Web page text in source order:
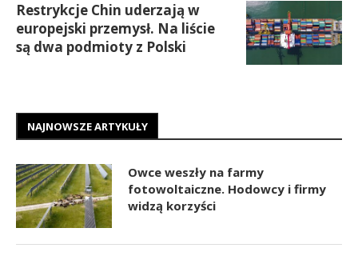
Restrykcje Chin uderzają w
europejski przemysł. Na liście
są dwa podmioty z Polski
NAJNOWSZE ARTYKUŁY
Owce weszły na farmy
fotowoltaiczne. Hodowcy i firmy
widzą korzyści